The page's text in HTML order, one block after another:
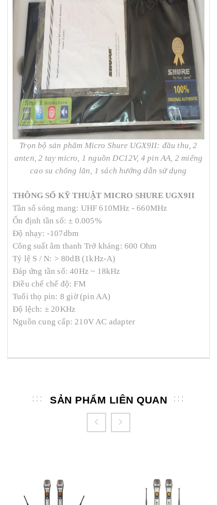
Trọn bộ sản phẩm Micro Shure UGX9II: đầu thu, 2
anten, 2 tay micro, 1 nguồn DC12V, 4 pin AA, 2 miếng
cao su chống lăn, 1 sách hướng dẫn sử dụng
THÔNG SỐ KỸ THUẬT MICRO SHURE UGX9II
Tần số sóng mang: UHF 610MHz - 660MHz
Ổn định tần số: ± 0.005%
Độ nhạy: -107dbm
Công suất âm thanh Trở kháng: 600 Ohm
Tỷ lệ S / N: > 80dB (1kHz-A)
Đáp ứng tần số: 40Hz ~ 18kHz
Điều chế chế độ: FM
Tuổi thọ pin: 8 giờ (pin AA)
Độ lệch: ± 20KHz
Nguồn cung cấp: 210V AC adapter
SẢN PHẨM LIÊN QUAN